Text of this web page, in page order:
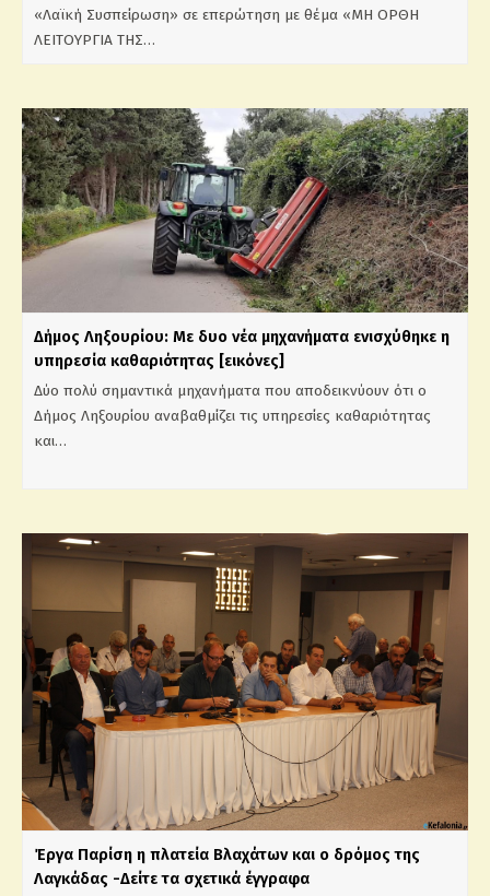
«Λαϊκή Συσπείρωση» σε επερώτηση με θέμα «ΜΗ ΟΡΘΗ
ΛΕΙΤΟΥΡΓΙΑ ΤΗΣ…
Δήμος Ληξουρίου: Με δυο νέα μηχανήματα ενισχύθηκε η
υπηρεσία καθαριότητας [εικόνες]
Δύο πολύ σημαντικά μηχανήματα που αποδεικνύουν ότι ο
Δήμος Ληξουρίου αναβαθμίζει τις υπηρεσίες καθαριότητας
και…
Έργα Παρίση η πλατεία Βλαχάτων και ο δρόμος της
Λαγκάδας -Δείτε τα σχετικά έγγραφα